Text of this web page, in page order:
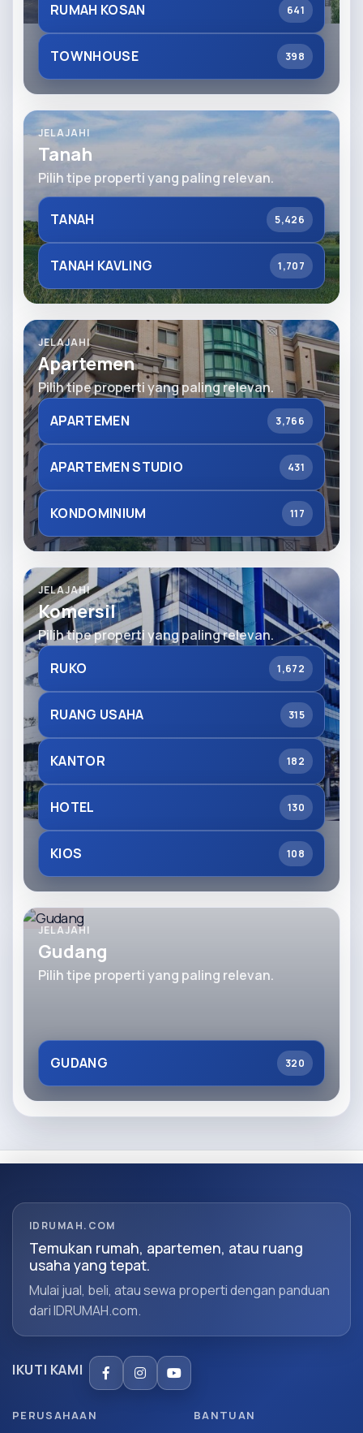
RUMAH KOSAN 641
TOWNHOUSE 398
JELAJAHI
Tanah
Pilih tipe properti yang paling relevan.
TANAH 5,426
TANAH KAVLING 1,707
JELAJAHI
Apartemen
Pilih tipe properti yang paling relevan.
APARTEMEN
3,766
APARTEMEN STUDIO 431
KONDOMINIUM 117
JELAJAHI
Komersil
Pilih tipe properti yang paling relevan.
RUKO
1,672
RUANG USAHA 315
KANTOR 182
HOTEL 130
KIOS 108
JELAJAHI
Gudang
Pilih tipe properti yang paling relevan.
GUDANG 320
IDRUMAH.COM
Temukan rumah, apartemen, atau ruang
usaha yang tepat.
Mulai jual, beli, atau sewa properti dengan panduan
dari IDRUMAH.com.
IKUTI KAMI
PERUSAHAAN BANTUAN